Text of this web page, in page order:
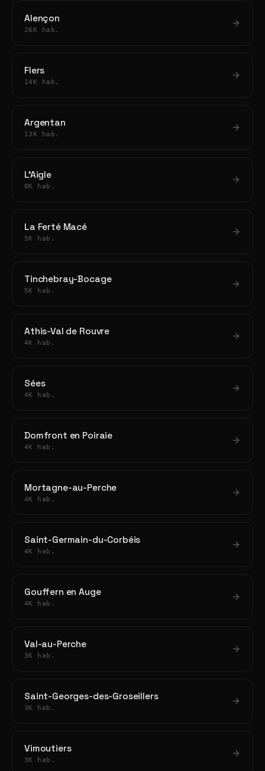
Alençon
26K hab.
Flers
14K hab.
Argentan
13K hab.
L'Aigle
8K hab.
La Ferté Macé
5K hab.
Tinchebray-Bocage
5K hab.
Athis-Val de Rouvre
4K hab.
Sées
4K hab.
Domfront en Poiraie
4K hab.
Mortagne-au-Perche
4K hab.
Saint-Germain-du-Corbéis
4K hab.
Gouffern en Auge
4K hab.
Val-au-Perche
3K hab.
Saint-Georges-des-Groseillers
3K hab.
Vimoutiers
3K hab.